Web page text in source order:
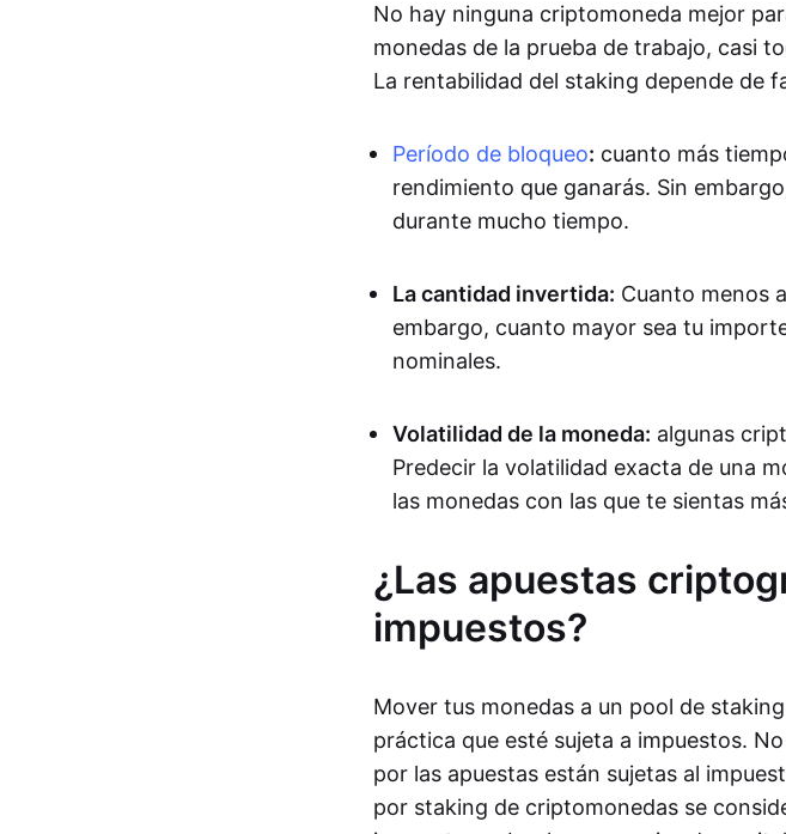
No hay ninguna criptomoneda mejor
monedas de la prueba de trabajo, casi
La rentabilidad del staking depende de
Período de bloqueo: cuanto más
rendimiento que ganarás. Sin
durante mucho tiempo.
La cantidad invertida: Cuanto menos
embargo, cuanto mayor sea tu
nominales.
Volatilidad de la moneda: algunas
Predecir la volatilidad exacta de una
las monedas con las que te sientas
¿Las apuestas
impuestos?
Mover tus monedas a un pool de
práctica que esté sujeta a impuestos.
por las apuestas están sujetas al
por staking de criptomonedas se